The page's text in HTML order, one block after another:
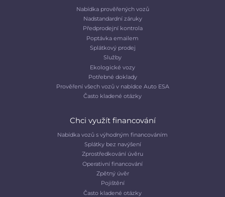
Nabídka prověřených vozů
Nadstandardní záruky
Předprodejní kontrola
Poptávka emailem
Splátkový prodej
Služby
Ekologické vozy
Potřebné doklady
Prověření všech vozů v nabídce Auto ESA
Často kladené otázky
Chci využít financování
Nabídka vozů s výhodným financováním
Splátky bez navýšení
Zprostředkování úvěru
Operativní financování
Zpětný úvěr
Pojištění
Často kladené otázky